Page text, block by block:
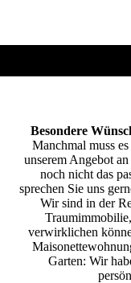
Besondere
Manchmal muss
unserem Angebot
noch nicht das
sprechen Sie uns
Wir sind in der
verwirklichen
Garten: Wir